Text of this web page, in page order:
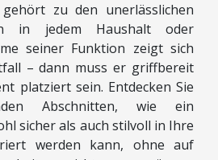
gehört zu den unerlässlichen
in jedem Haushalt oder
seiner Funktion zeigt sich
– dann muss er griffbereit
platziert sein. Entdecken Sie
Abschnitten, wie ein
sicher als auch stilvoll in Ihre
werden kann, ohne auf